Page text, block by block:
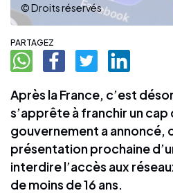
© Droits réservés
PARTAGEZ
Après la France, c’est
s’apprête à franchir un cap
gouvernement a annoncé,
présentation prochaine
interdire l’accès aux
de moins de 16 ans.